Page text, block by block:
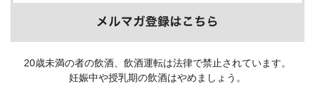
20歳未満の者の飲酒、飲酒運転は法律で禁止されています。
妊娠中や授乳期の飲酒はやめましょう。